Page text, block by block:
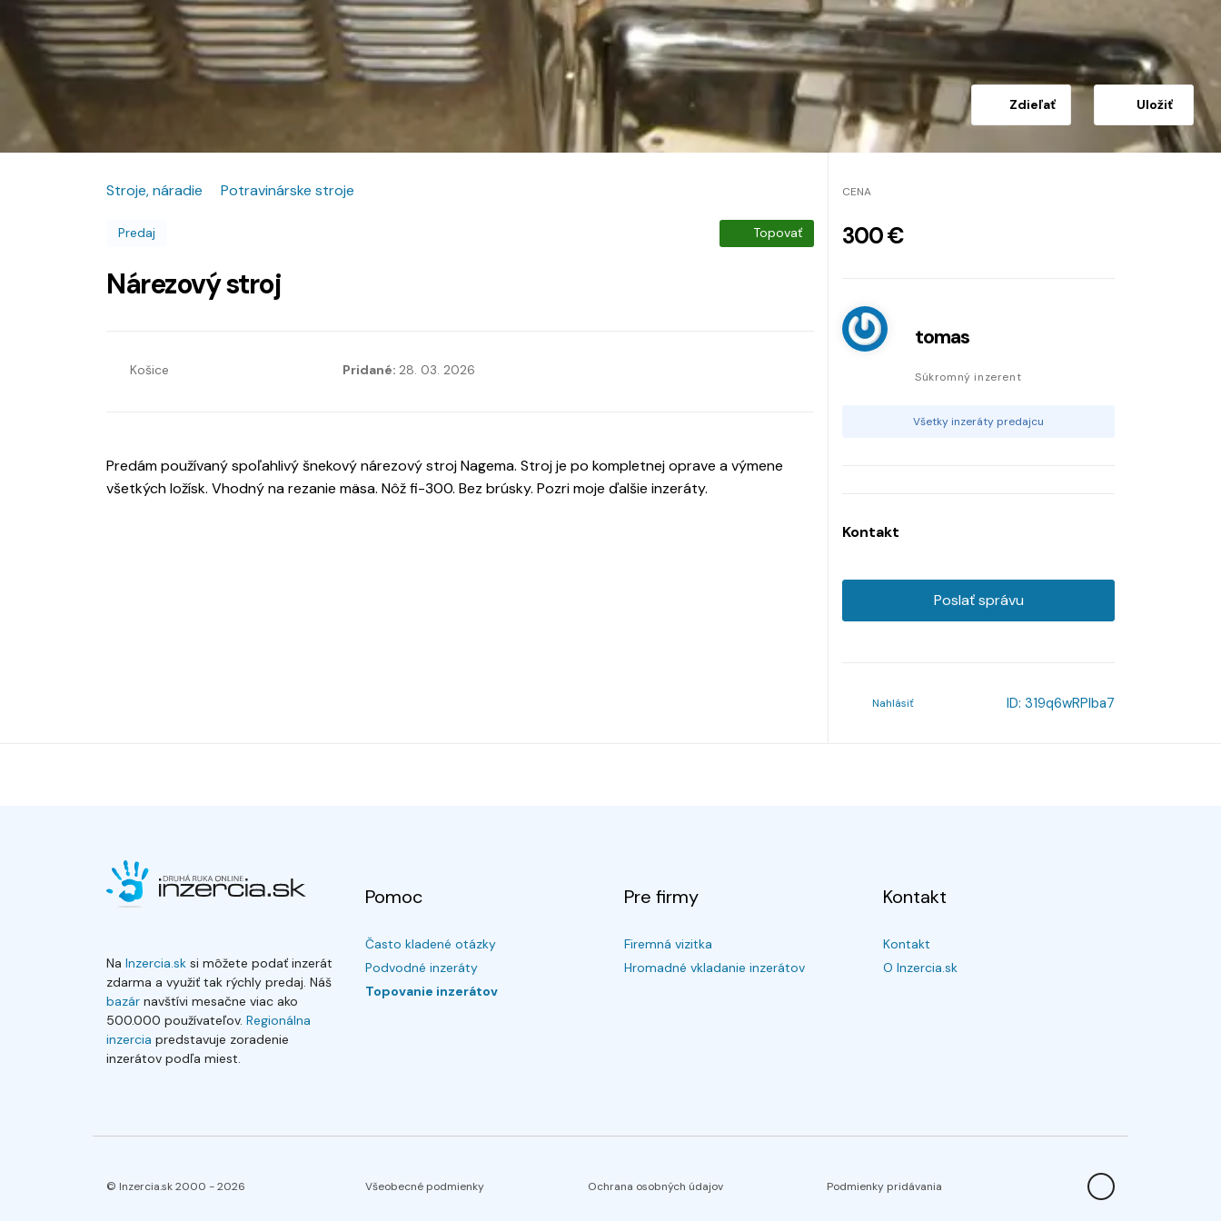
Zdieľať Uložiť
Stroje, náradie Potravinárske stroje
Predaj Topovať
Nárezový stroj
Košice Pridané: 28. 03. 2026
Predám používaný spoľahlivý šnekový nárezový stroj Nagema. Stroj je po kompletnej oprave a výmene
všetkých ložísk. Vhodný na rezanie mäsa. Nôž fi-300. Bez brúsky. Pozri moje ďalšie inzeráty.
CENA
300 €
tomas
Súkromný inzerent
Všetky inzeráty predajcu
Kontakt
Poslať správu
Nahlásiť ID: 319q6wRPlba7
Na Inzercia.sk si môžete podať inzerát
zdarma a využiť tak rýchly predaj. Náš
bazár navštívi mesačne viac ako
500.000 používateľov. Regionálna
inzercia predstavuje zoradenie
inzerátov podľa miest.
Pomoc
Často kladené otázky
Podvodné inzeráty
Topovanie inzerátov
Pre firmy
Firemná vizitka
Hromadné vkladanie inzerátov
Kontakt
Kontakt
O Inzercia.sk
© Inzercia.sk 2000 -2026 Všeobecné podmienky Ochrana osobných údajov Podmienky pridávania